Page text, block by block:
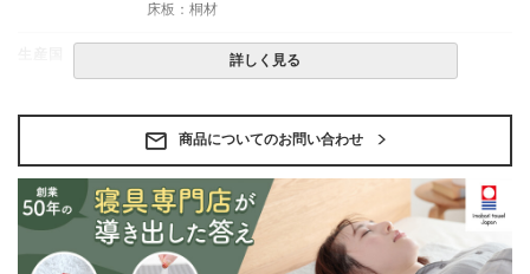
床板：桐材
・この商品は組み立て式です。
・ベッドフレームのみの金額です。
※北海道・沖縄・離島等一部地域へのお届けは別途送料
が発生する場合がございます。また発送予定も変更にな
る場合があります。
詳しく見る
商品についてのお問い合わせ